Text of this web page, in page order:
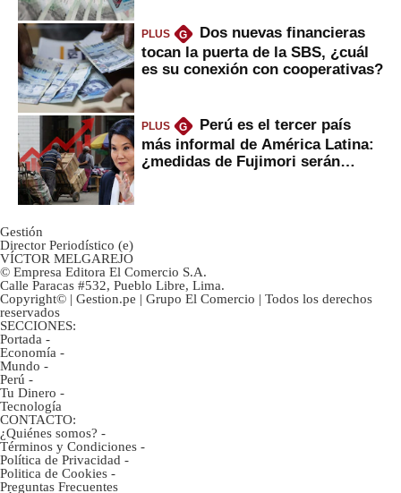
PLUS G
Dos nuevas financieras
tocan la puerta de la SBS, ¿cuál
es su conexión con cooperativas?
PLUS G
Perú es el tercer país
más informal de América Latina:
¿medidas de Fujimori serán
Gestión
Director Periodístico (e)
VÍCTOR MELGAREJO
© Empresa Editora El Comercio S.A.
Calle Paracas #532, Pueblo Libre, Lima.
Copyright© | Gestion.pe | Grupo El Comercio | Todos los derechos
reservados
SECCIONES:
Portada -
Economía -
Mundo -
Perú -
Tu Dinero -
Tecnología
CONTACTO:
¿Quiénes somos? -
Términos y Condiciones -
Política de Privacidad -
Politica de Cookies -
Preguntas Frecuentes